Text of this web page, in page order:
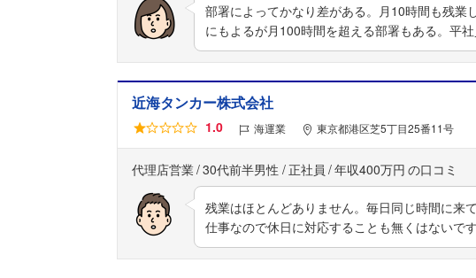
部署によってかなり差がある。月10時間も残業
にもよるが月100時間を超える部署もある。平
近海タンカー株式会社
1.0 海運業 東京都港区芝5丁目25番11号
代理店営業 30代前半男性 正社員 年収400万円
残業はほとんどありません。毎日同じ時間に来
仕事なので休日に対応することも無くはないで